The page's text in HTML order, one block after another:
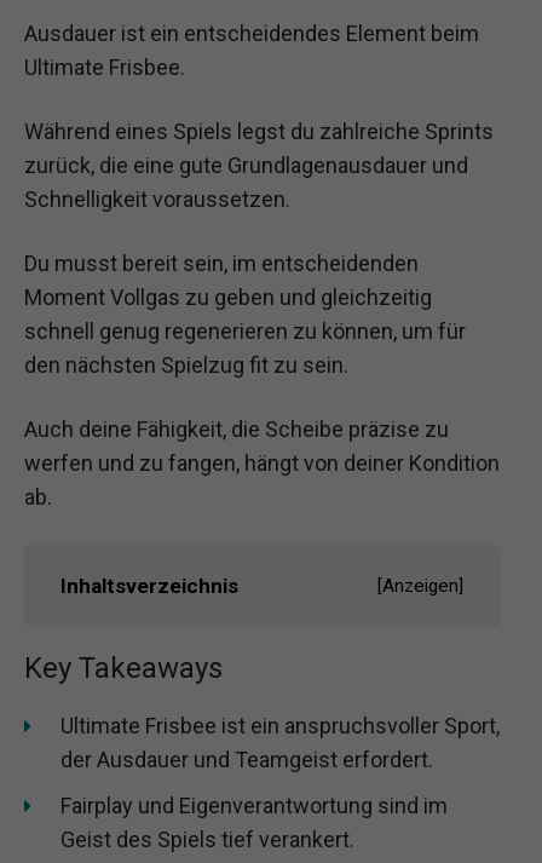
Ausdauer ist ein entscheidendes Element beim
Ultimate Frisbee.
Während eines Spiels legst du zahlreiche Sprints
zurück, die eine gute Grundlagenausdauer und
Schnelligkeit voraussetzen.
Du musst bereit sein, im entscheidenden
Moment Vollgas zu geben und gleichzeitig
schnell genug regenerieren zu können, um für
den nächsten Spielzug fit zu sein.
Auch deine Fähigkeit, die Scheibe präzise zu
werfen und zu fangen, hängt von deiner Kondition
ab.
Inhaltsverzeichnis Anzeigen
Key Takeaways
Ultimate Frisbee ist ein anspruchsvoller Sport,
der Ausdauer und Teamgeist erfordert.
Fairplay und Eigenverantwortung sind im
Geist des Spiels tief verankert.